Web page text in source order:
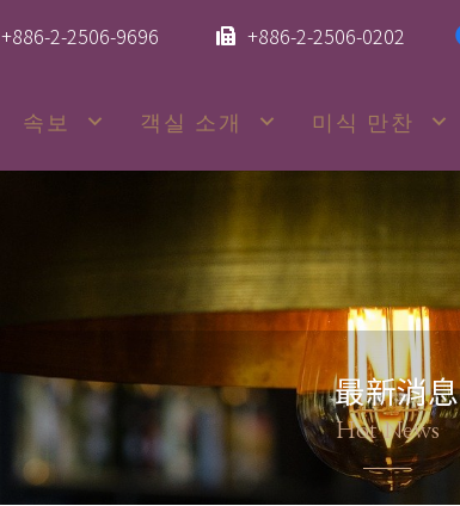
+886-2-2506-9696 +886-2-2506-0202
속보 객실 소개 미식 만찬
最新消息
Hot News